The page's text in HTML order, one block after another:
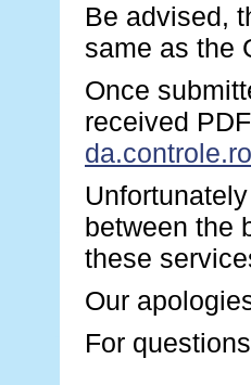
Be advised,
same as the
Once
received
between the
these
Our
For